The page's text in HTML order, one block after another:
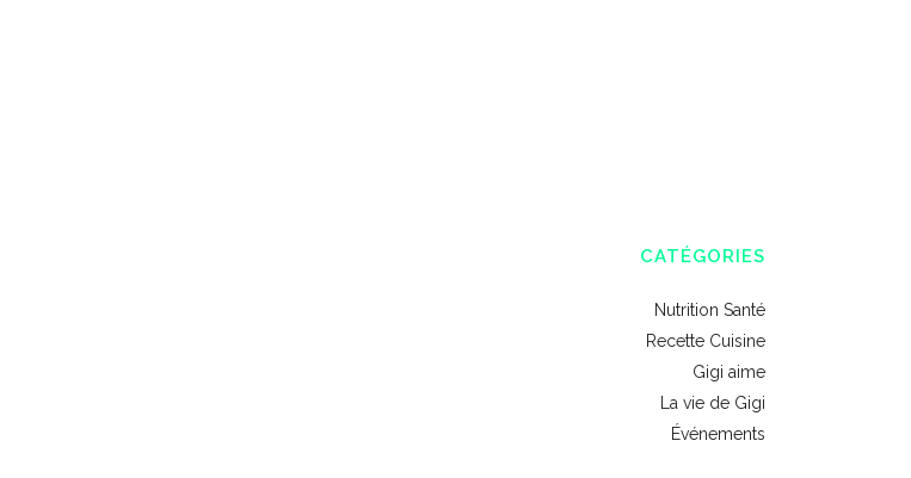
CATÉGORIES
Nutrition Santé
Recette Cuisine
Gigi aime
La vie de Gigi
Événements